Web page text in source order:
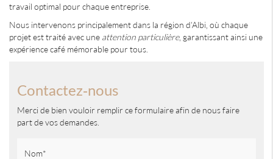
travail optimal pour chaque entreprise.
Nous intervenons principalement dans la région d'Albi, où chaque
projet est traité avec une attention particulière, garantissant ainsi une
expérience café mémorable pour tous.
Contactez-nous
Merci de bien vouloir remplir ce formulaire afin de nous faire
part de vos demandes.